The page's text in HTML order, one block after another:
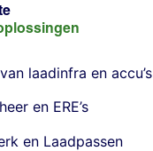
laadinfra en accu’s
en ERE’s
en Laadpassen